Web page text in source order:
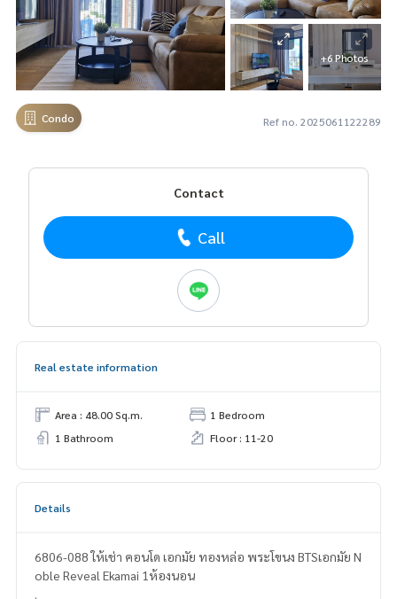
+6 Photos
Condo Ref no. 2025061122289
Contact
Call
Real estate information
Area : 48.00 Sq.m.
1 Bedroom
1 Bathroom
Floor : 11-20
Details
6806-088 ให้เช่า คอนโด เอกมัย ทองหล่อ พระโขนง BTSเอกมัย N
oble Reveal Ekamai 1ห้องนอน
.